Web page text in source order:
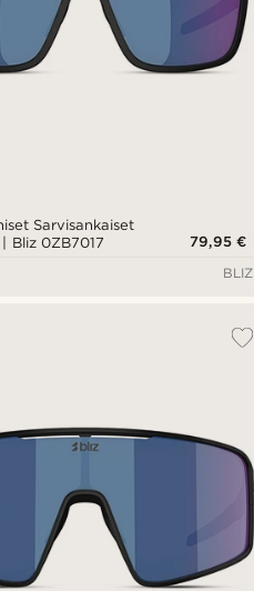
Sarvisankaiset
Bliz 0ZB7017
79,95 €
BLIZ